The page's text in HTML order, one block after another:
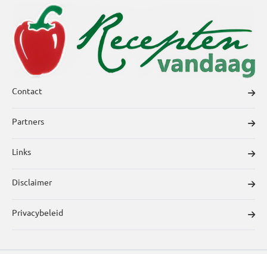
Contact
Partners
Links
Disclaimer
Privacybeleid